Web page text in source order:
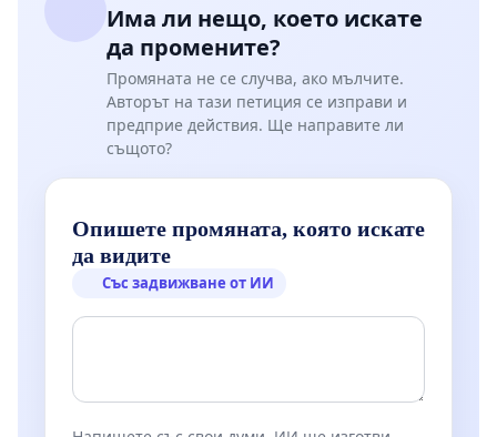
Има ли нещо, което искате
да промените?
Промяната не се случва, ако мълчите.
Авторът на тази петиция се изправи и
предприе действия. Ще направите ли
същото?
Опишете промяната, която искате
да видите
Със задвижване от ИИ